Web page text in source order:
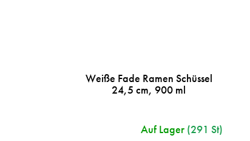
Weiße Fade Ramen Schüssel
24,5 cm, 900 ml
Auf Lager (291 St)